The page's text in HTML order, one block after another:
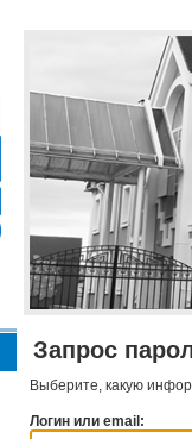
Запрос
Выберите, какую
Логин или email: